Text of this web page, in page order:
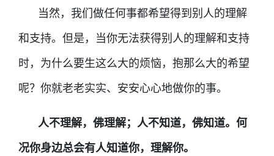
当然，我们做任何事都希望得到别人的理解
和支持。但是，当你无法获得别人的理解和支持
时，为什么要生这么大的烦恼，抱那么大的希望
呢？你就老老实实、安安心心地做你的事。
人不理解，佛理解；人不知道，佛知道。何
况你身边总会有人知道你，理解你。